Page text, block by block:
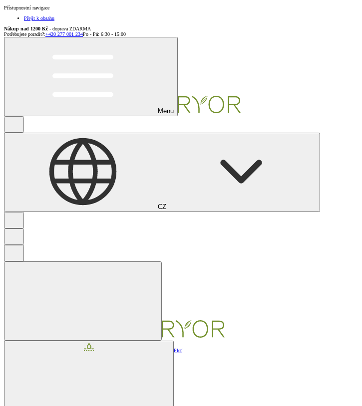
Přístupnostní navigace
Přejít k obsahu
Nákup nad 1200 Kč - doprava ZDARMA
Potřebujete poradit?:+420 277 001 234Po - Pá: 6:30 - 15:00
Menu
CZ
Pleť